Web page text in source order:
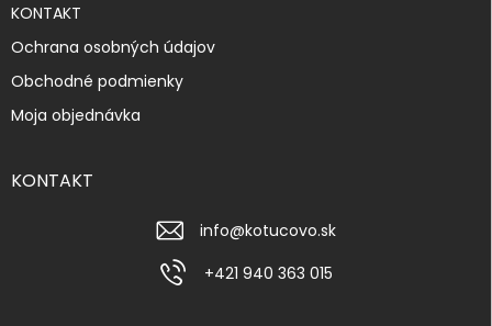
KONTAKT
Ochrana osobných údajov
Obchodné podmienky
Moja objednávka
KONTAKT
info@kotucovo.sk
+421 940 363 015